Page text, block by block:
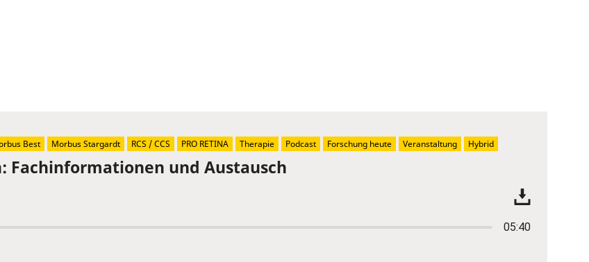
Fachinformationen und Austausch
05:40
Best Morbus Stargardt RCS / CCS PRO RETINA Therapie Podcast Forschung heute Veranstaltung Hybrid